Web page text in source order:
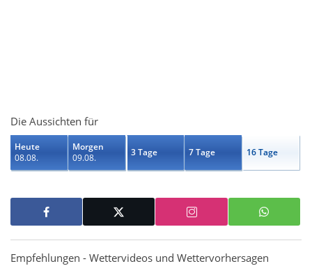
Die Aussichten für
Heute
08.08.
Morgen
09.08.
3 Tage 7 Tage 16 Tage
Empfehlungen - Wettervideos und Wettervorhersagen